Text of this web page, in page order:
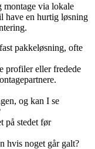
montage via lokale
have en hurtig løsning
pakkeløsning, ofte
profiler eller fredede
og kan I se
på stedet før
hvis noget går galt?